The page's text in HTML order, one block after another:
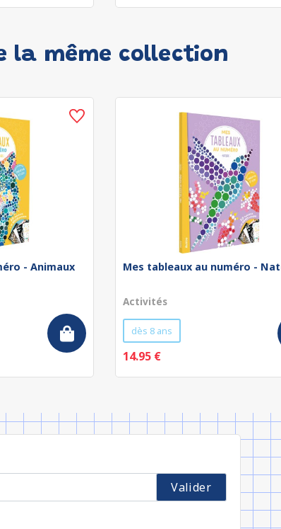
la même collection
- Animaux Mes tableaux au numéro -
Activités
dès 8 ans
14.95 €